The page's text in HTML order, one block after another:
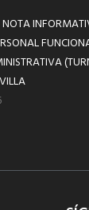
NOTA